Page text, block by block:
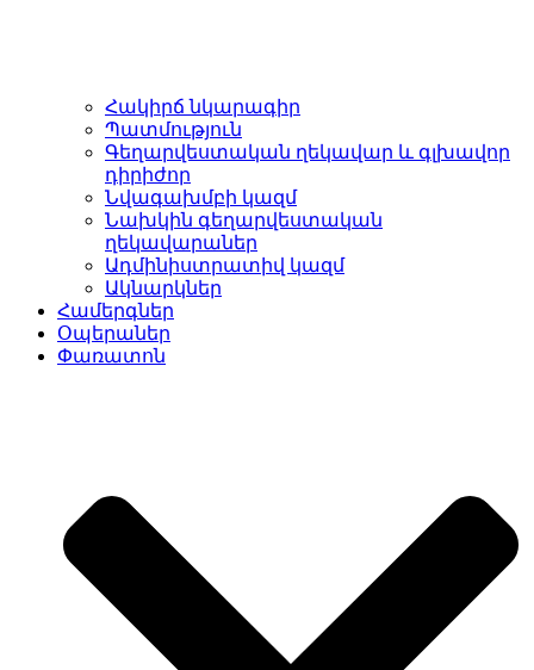
Հակիրճ նկարագիր
Պատմություն
Գեղարվեստական ղեկավար և գլխավոր
դիրիժոր
Նվագախմբի կազմ
Նախկին գեղարվեստական
ղեկավարաներ
Ադմինիստրատիվ կազմ
Ակնարկներ
Համերգներ
Օպերաներ
Փառատոն